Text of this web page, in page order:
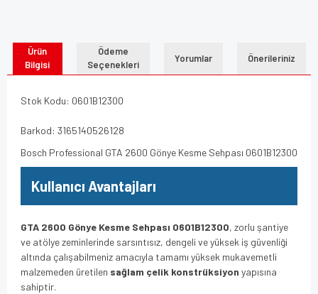
Ürün
Bilgisi
Ödeme
Seçenekleri
Yorumlar Önerileriniz
Stok Kodu: 0601B12300
Barkod: 3165140526128
Bosch Professional GTA 2600 Gönye Kesme Sehpası 0601B12300
Kullanıcı Avantajları
GTA 2600 Gönye Kesme Sehpası 0601B12300, zorlu şantiye
ve atölye zeminlerinde sarsıntısız, dengeli ve yüksek iş güvenliği
altında çalışabilmeniz amacıyla tamamı yüksek mukavemetli
malzemeden üretilen sağlam çelik konstrüksiyon yapısına
sahiptir.